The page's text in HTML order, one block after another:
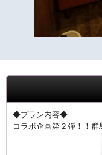
◆プラン内容◆
コラボ企画第２弾！！
ご家族やグループで一緒